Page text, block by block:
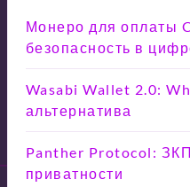
Монеро для оплаты
безопасность в
Wasabi Wallet 2.0:
альтернатива
Panther Protocol:
приватности